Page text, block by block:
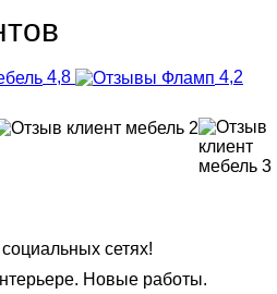
4,8
4,2
сетях!
Новые работы.